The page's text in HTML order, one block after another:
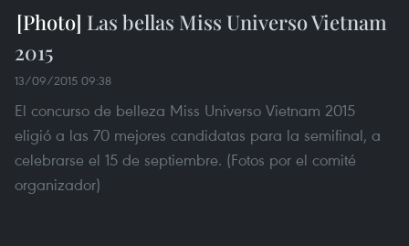
Las bellas Miss Universo Vietnam
2015
13/09/2015 09:38
El concurso de belleza Miss Universo Vietnam 2015
eligió a las 70 mejores candidatas para la semifinal, a
celebrarse el 15 de septiembre. (Fotos por el comité
organizador)